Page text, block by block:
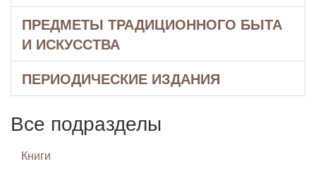
ПРЕДМЕТЫ ТРАДИЦИОННОГО БЫТА
И ИСКУССТВА
ПЕРИОДИЧЕСКИЕ ИЗДАНИЯ
Все подразделы
Книги